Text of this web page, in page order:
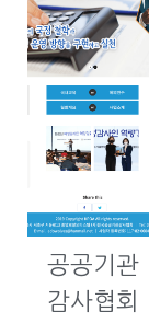
공공기관
감사협회